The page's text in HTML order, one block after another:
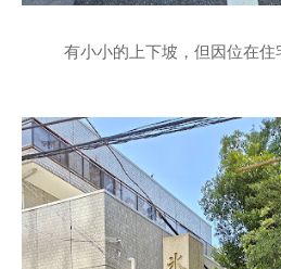
有小小的上下坡，但因位在